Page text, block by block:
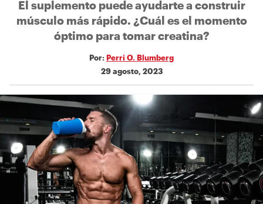
El suplemento puede ayudarte a construir
músculo más rápido. ¿Cuál es el momento
óptimo para tomar creatina?
Por: Perri O. Blumberg
29 agosto, 2023